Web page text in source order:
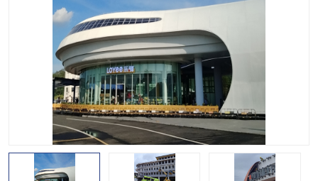
GRG吊顶 GRG材料生产厂家
UHPC幕墙板 GRC树池坐凳
UHPC树池坐凳